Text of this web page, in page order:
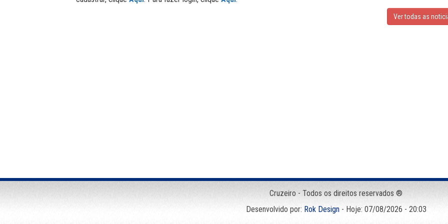
Ver todas as
Cruzeiro - Todos os direitos reservados ®
Desenvolvido por: Rok Design- Hoje: 07/08/2026 - 20:03